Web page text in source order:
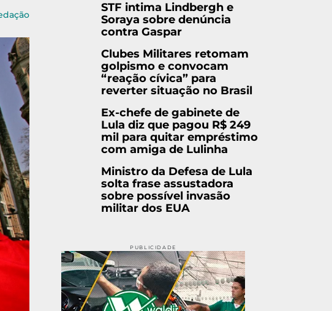
STF intima Lindbergh e
Soraya sobre denúncia
contra Gaspar
Clubes Militares retomam
golpismo e convocam
“reação cívica” para
reverter situação no Brasil
Ex-chefe de gabinete de
Lula diz que pagou R$ 249
mil para quitar empréstimo
com amiga de Lulinha
Ministro da Defesa de Lula
solta frase assustadora
sobre possível invasão
militar dos EUA
PUBLICIDADE